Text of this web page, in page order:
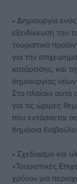
• Δημιουργία
εξειδίκευση του
τουριστικά
για την
κατάρτισης, και
δημιουργίας
Στο πλαίσιο αυτό
για τις ώριμες
που εντάσσεται
δημόσια
• Σχεδιασμό και
«Τουριστικές
χρόνο» για